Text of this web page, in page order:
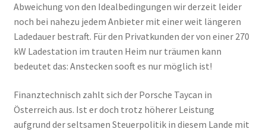
Abweichung von den Idealbedingungen wir derzeit leider
noch bei nahezu jedem Anbieter mit einer weit längeren
Ladedauer bestraft. Für den Privatkunden der von einer 270
kW Ladestation im trauten Heim nur träumen kann
bedeutet das: Anstecken sooft es nur möglich ist!
Finanztechnisch zahlt sich der Porsche Taycan in
Österreich aus. Ist er doch trotz höherer Leistung
aufgrund der seltsamen Steuerpolitik in diesem Lande mit